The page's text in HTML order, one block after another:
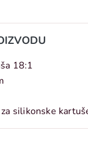
18:1
silikonske